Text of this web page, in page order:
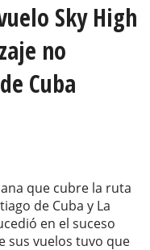
Sky High
no
Cuba
que cubre la ruta
de Cuba y La
en el suceso
sus vuelos tuvo que